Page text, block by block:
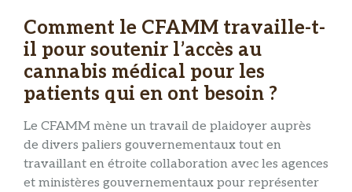
Comment le CFAMM travaille-t-
il pour soutenir l’accès au
cannabis médical pour les
patients qui en ont besoin ?
Le CFAMM mène un travail de plaidoyer auprès
de divers paliers gouvernementaux tout en
travaillant en étroite collaboration avec les agences
et ministères gouvernementaux pour représenter